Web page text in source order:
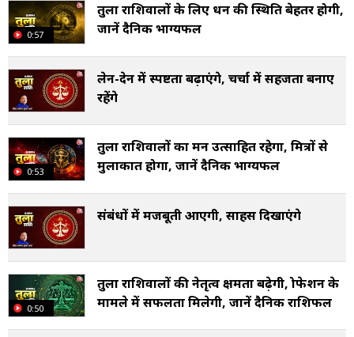
0:57
तुला राशिवालों के लिए धन की स्थिति बेहतर होगी,
जानें दैनिक भाग्यफल
लेन-देन में स्पष्टता बढ़ाएंगे, चर्चा में सहजता बनाए
रहेंगे
0:53
तुला राशिवालों का मन उत्साहित रहेगा, मित्रों से
मुलाकात होगा, जानें दैनिक भाग्यफल
संबंधों में मजबूती आएगी, साहस दिखाएंगे
0:50
तुला राशिवालों की नेतृत्व क्षमता बढ़ेगी, प्रोफेशन के
मामले में सफलता मिलेगी, जानें दैनिक राशिफल